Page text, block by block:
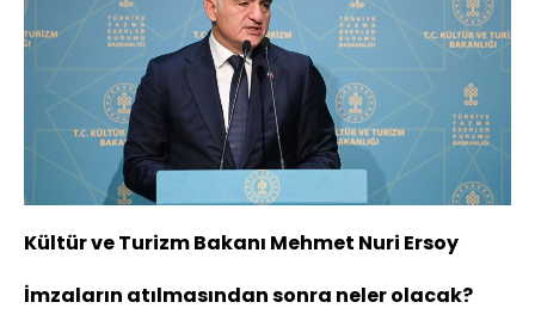
Kültür ve Turizm Bakanı Mehmet Nuri Ersoy
İmzaların atılmasından sonra neler olacak?